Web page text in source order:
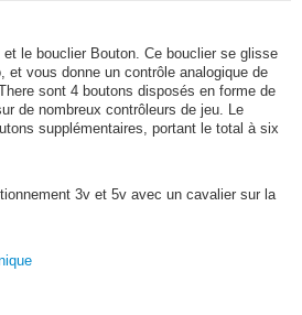
le bouclier Bouton. Ce bouclier se glisse
et vous donne un contrôle analogique de
sont 4 boutons disposés en forme de
de nombreux contrôleurs de jeu. Le
supplémentaires, portant le total à six
3v et 5v avec un cavalier sur la